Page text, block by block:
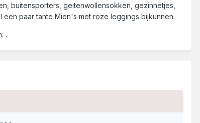
buitensporters, geitenwollensokken, gezinnetjes,
paar tante Mien's met roze leggings bijkunnen.
.